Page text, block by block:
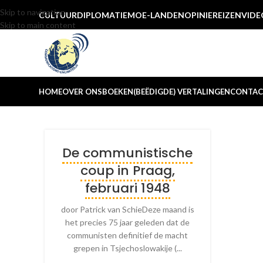
Skip to navigation
Skip to main content
CULTUURDIPLOMATIEMOE-LANDENOPINIEREIZEN
HOMEOVER ONSBOEKEN(BEËDIGDE) VERTALINGEN
De communistische
coup in Praag,
februari 1948
door Patrick van SchieDeze maand is
het precies 75 jaar geleden dat de
communisten definitief de macht
grepen in Tsjechoslowakije (...